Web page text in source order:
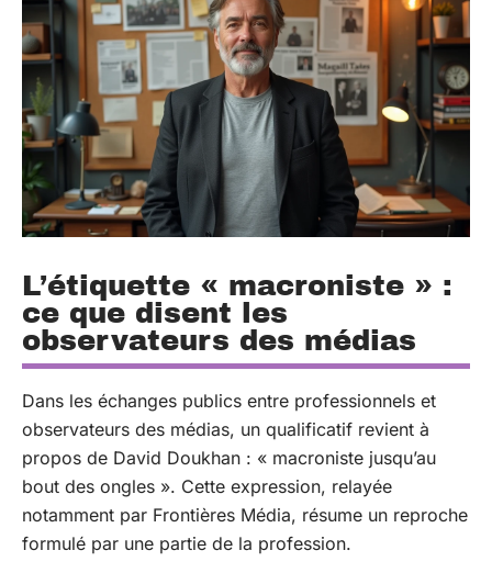
L’étiquette « macroniste » :
ce que disent les
observateurs des médias
Dans les échanges publics entre professionnels et
observateurs des médias, un qualificatif revient à
propos de David Doukhan : « macroniste jusqu’au
bout des ongles ». Cette expression, relayée
notamment par Frontières Média, résume un reproche
formulé par une partie de la profession.